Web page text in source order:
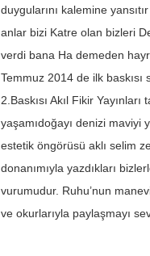
duygularını kalemine
anlar bizi Katre olan bizleri
verdi bana Ha demeden
Temmuz 2014 de ilk baskısı
2.Baskısı Akıl Fikir
yaşamıdoğayı denizi maviyi
estetik öngörüsü aklı selim
donanımıyla yazdıkları
vurumudur. Ruhu’nun
ve okurlarıyla paylaşmayı